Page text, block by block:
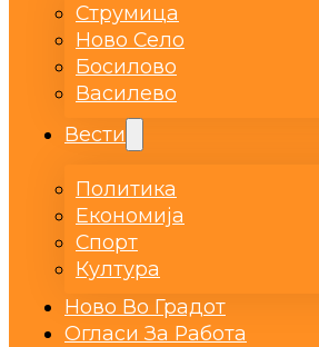
Струмица
Ново Село
Босилово
Василево
Вести
Политика
Економија
Спорт
Култура
Ново Во Градот
Огласи За Работа